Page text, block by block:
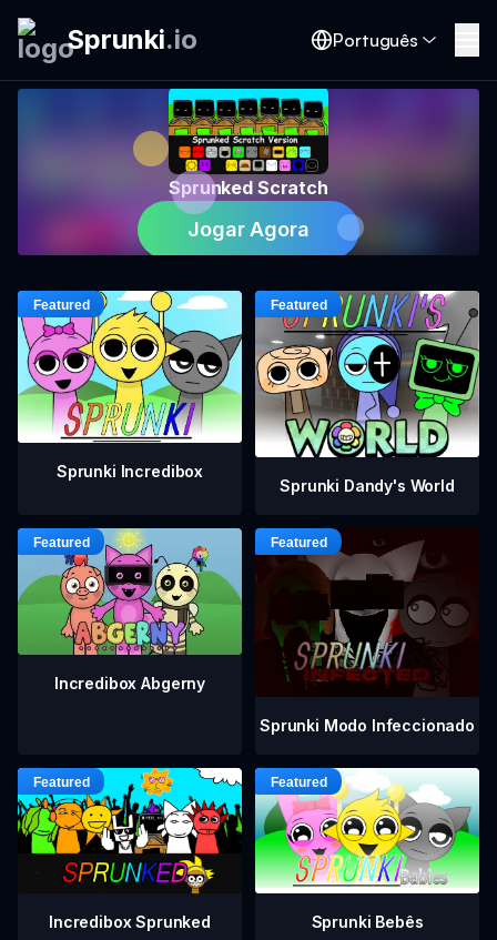
Sprunki.io Português
Sprunked Scratch
Jogar Agora
Sprunki Incredibox
Sprunki Dandy's World
Incredibox Abgerny
Sprunki Modo Infeccionado
Incredibox Sprunked Sprunki Bebês